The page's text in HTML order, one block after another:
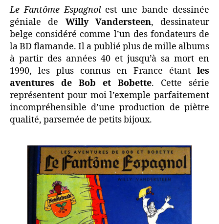
Espagnol
Le Fantôme Espagnol est une bande dessinée
géniale de Willy Vandersteen, dessinateur
belge considéré comme l’un des fondateurs de
la BD flamande. Il a publié plus de mille albums
à partir des années 40 et jusqu’à sa mort en
1990, les plus connus en France étant les
aventures de Bob et Bobette. Cette série
représentent pour moi l’exemple parfaitement
incompréhensible d’une production de piètre
qualité, parsemée de petits bijoux.